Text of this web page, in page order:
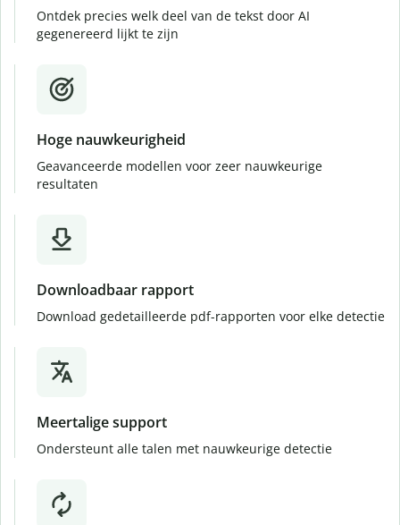
Ontdek precies welk deel van de tekst door AI
gegenereerd lijkt te zijn
Hoge nauwkeurigheid
Geavanceerde modellen voor zeer nauwkeurige
resultaten
Downloadbaar rapport
Download gedetailleerde pdf-rapporten voor elke detectie
Meertalige support
Ondersteunt alle talen met nauwkeurige detectie